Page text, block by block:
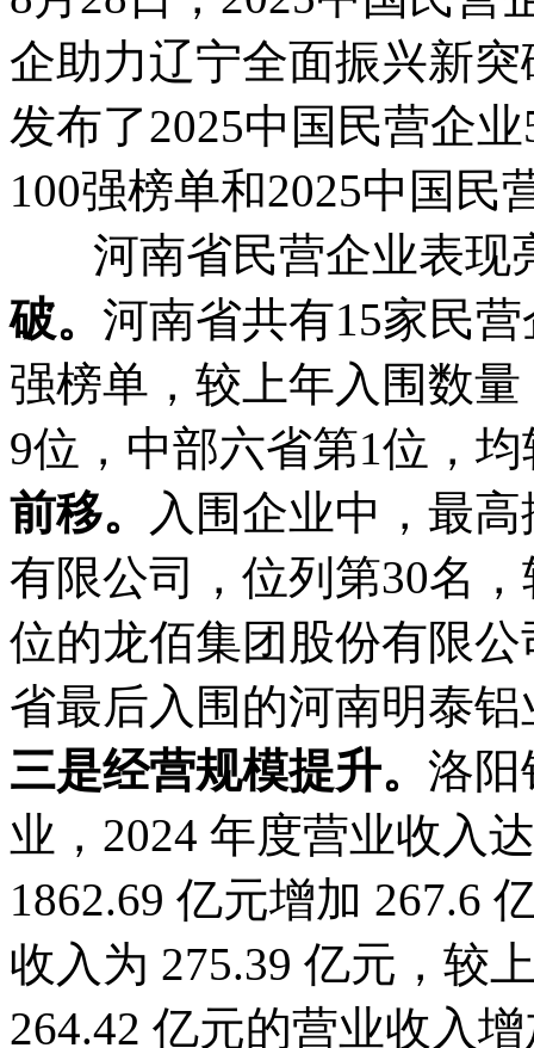
企助力辽宁全面振兴新
发布了2025中国民营企
100强榜单和2025中国民
河南省民营企业表现
破。 河南省共有15家民
强榜单，较上年入围数
9位，中部六省第1位，
前移。
入围企业中，最
有限公司，位列第30名
位的龙佰集团股份有限
省最后入围的河南明泰
三是经营规模提升。 洛阳
业，2024 年度营业收入
1862.69 亿元增加 267.6
收入为 275.39 亿元，较
264.42 亿元的营业收入